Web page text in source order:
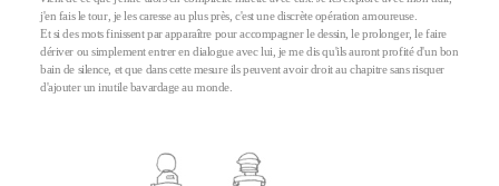
j'en fais le tour, je les caresse au plus près, c'est une discrète opération amoureuse.
Et si des mots finissent par apparaître pour accompagner le dessin, le prolonger, le faire
dériver ou simplement entrer en dialogue avec lui, je me dis qu'ils auront profité d'un bon
bain de silence, et que dans cette mesure ils peuvent avoir droit au chapitre sans risquer
d'ajouter un inutile bavardage au monde.